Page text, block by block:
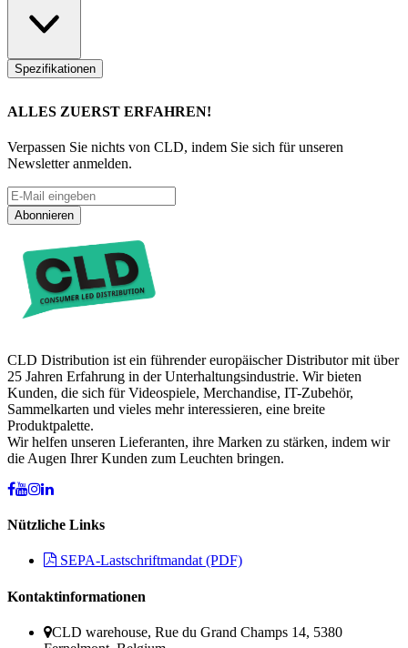
Spezifikationen
ALLES ZUERST ERFAHREN!
Verpassen Sie nichts von CLD, indem Sie sich für unseren
Newsletter anmelden.
Abonnieren
CLD Distribution ist ein führender europäischer Distributor mit über
25 Jahren Erfahrung in der Unterhaltungsindustrie. Wir bieten
Kunden, die sich für Videospiele, Merchandise, IT-Zubehör,
Sammelkarten und vieles mehr interessieren, eine breite
Produktpalette.
Wir helfen unseren Lieferanten, ihre Marken zu stärken, indem wir
die Augen Ihrer Kunden zum Leuchten bringen.
Nützliche Links
SEPA-Lastschriftmandat (PDF)
Kontaktinformationen
CLD warehouse, Rue du Grand Champs 14, 5380